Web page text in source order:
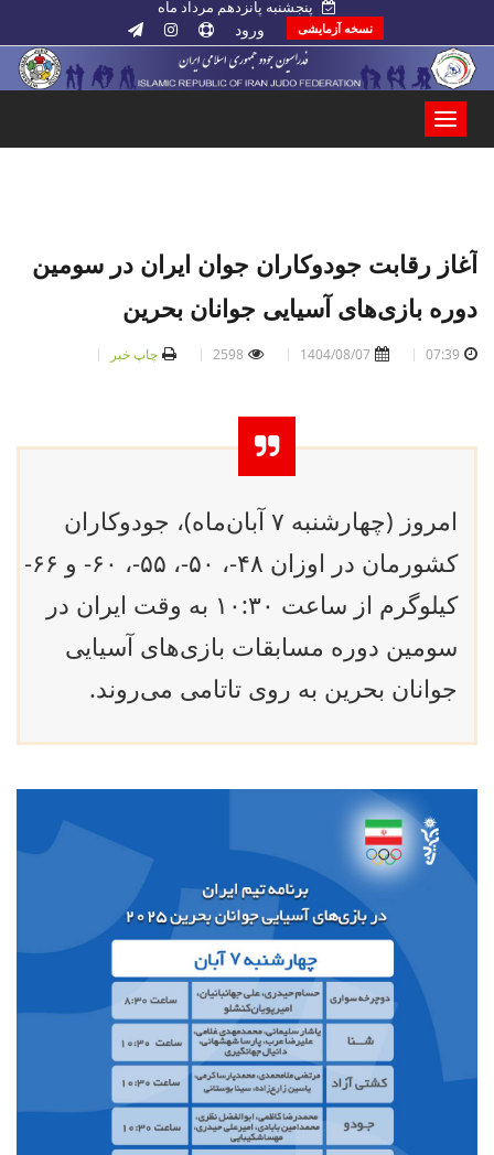
پنجشنبه پانزدهم مرداد ماه
نسخه آزمایشی ورود
آغاز رقابت جودوکاران جوان ایران در سومین
دوره بازی‌های آسیایی جوانان بحرین
07:39
1404/08/07
2598 چاپ خبر
امروز (چهارشنبه ۷ آبان‌ماه)، جودوکاران
کشورمان در اوزان ۴۸-، ۵۰-، ۵۵-، ۶۰- و ۶۶-
کیلوگرم از ساعت ۱۰:۳۰ به وقت ایران در
سومین دوره مسابقات بازی‌های آسیایی
جوانان بحرین به روی تاتامی می‌روند.